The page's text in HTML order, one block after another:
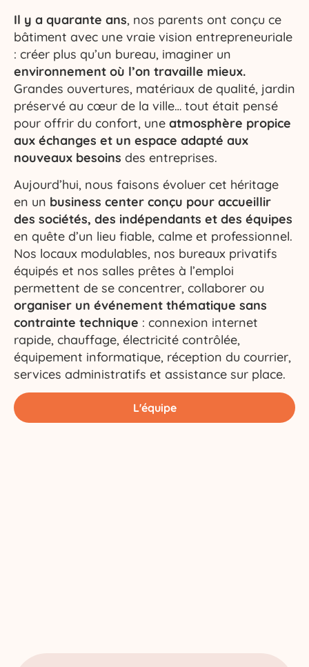
Il y a quarante ans, nos parents ont conçu ce
bâtiment avec une vraie vision entrepreneuriale
: créer plus qu’un bureau, imaginer un
environnement où l’on travaille mieux.
Grandes ouvertures, matériaux de qualité, jardin
préservé au cœur de la ville… tout était pensé
pour offrir du confort, une atmosphère propice
aux échanges et un espace adapté aux
nouveaux besoins des entreprises.
Aujourd’hui, nous faisons évoluer cet héritage
en un business center conçu pour accueillir
des sociétés, des indépendants et des équipes
en quête d’un lieu fiable, calme et professionnel.
Nos locaux modulables, nos bureaux privatifs
équipés et nos salles prêtes à l’emploi
permettent de se concentrer, collaborer ou
organiser un événement thématique sans
contrainte technique : connexion internet
rapide, chauffage, électricité contrôlée,
équipement informatique, réception du courrier,
services administratifs et assistance sur place.
L'équipe